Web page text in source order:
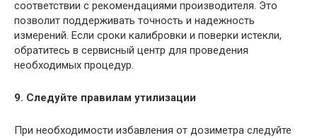
соответствии с рекомендациями производителя. Это
позволит поддерживать точность и надежность
измерений. Если сроки калибровки и поверки истекли,
обратитесь в сервисный центр для проведения
необходимых процедур.
9. Следуйте правилам утилизации
При необходимости избавления от дозиметра следуйте